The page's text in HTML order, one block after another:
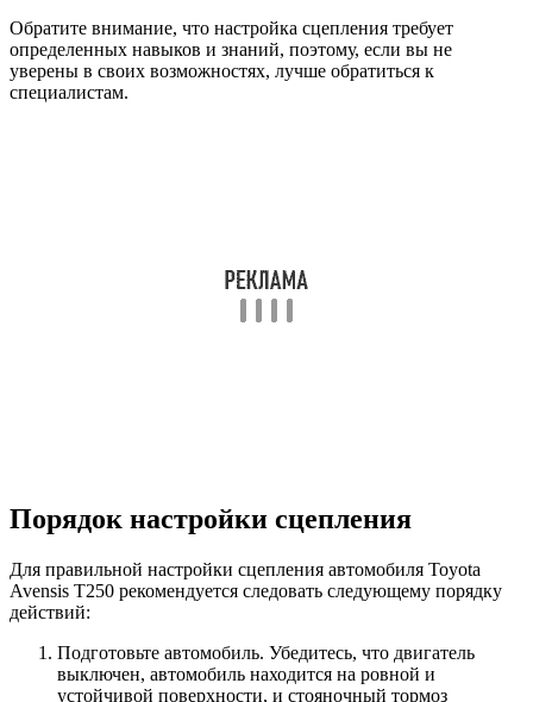
Обратите внимание, что настройка сцепления требует
определенных навыков и знаний, поэтому, если вы не
уверены в своих возможностях, лучше обратиться к
специалистам.
Порядок настройки сцепления
Для правильной настройки сцепления автомобиля Toyota
Avensis T250 рекомендуется следовать следующему порядку
действий:
Подготовьте автомобиль. Убедитесь, что двигатель
выключен, автомобиль находится на ровной и
устойчивой поверхности, и стояночный тормоз